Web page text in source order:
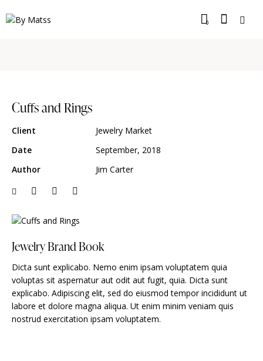
0
Cuffs and Rings
Jewelry Brand Book
Dicta sunt explicabo. Nemo enim ipsam voluptatem quia
voluptas sit aspernatur aut odit aut fugit, quia. Dicta sunt
explicabo. Adipiscing elit, sed do eiusmod tempor incididunt ut
labore et dolore magna aliqua. Ut enim minim veniam quis
nostrud exercitation ipsam voluptatem.
Client
Jewelry Market
Date
September, 2018
Author
Jim Carter